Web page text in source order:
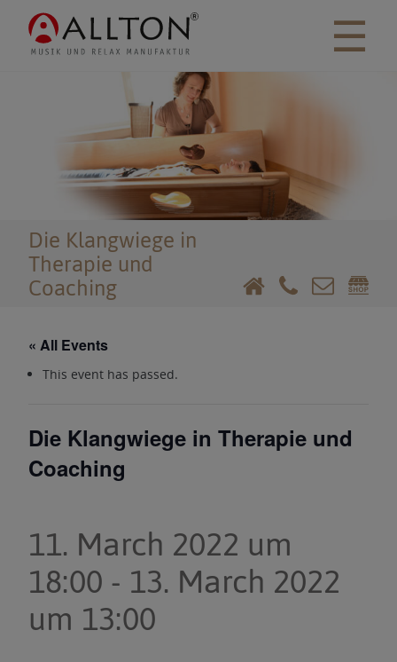
☰
Die Klangwiege in
Therapie und
Coaching
« All Events
This event has passed.
Die Klangwiege in Therapie und
Coaching
11. March 2022 um
18:00 - 13. March 2022
um 13:00